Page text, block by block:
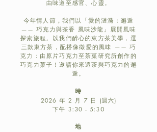
由味道至感官、心靈。
今年情人節，我們以「愛的漣漪：邂逅
—— 巧克力與茶香 風味沙龍」展開風味
探索旅程。以我們醉心的東方茶美學，選
三款東方茶，配搭像徵愛的風味 —— 巧
克力：由原片巧克力至茶菓研究所創作的
巧克力菓子！邀請你來這茶與巧克力的邂
逅。
時
2026 年 2 月 7 日 (週六)
下午 3:30 - 5:30
地